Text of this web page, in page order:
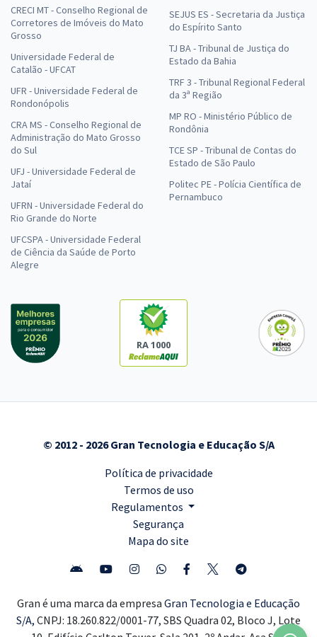
CRECI MT - Conselho Regional de
Corretores de Imóveis do Mato
Grosso
Universidade Federal de
Catalão - UFCAT
UFR - Universidade Federal de
Rondonópolis
CRA MS - Conselho Regional de
Administração do Mato Grosso
do Sul
UFJ - Universidade Federal de
Jataí
UFRN - Universidade Federal do
Rio Grande do Norte
UFCSPA - Universidade Federal
de Ciência da Saúde de Porto
Alegre
SEJUS ES - Secretaria da Justiça
do Espírito Santo
TJ BA - Tribunal de Justiça do
Estado da Bahia
TRF 3 - Tribunal Regional Federal
da 3ª Região
MP RO - Ministério Público de
Rondônia
TCE SP - Tribunal de Contas do
Estado de São Paulo
Politec PE - Polícia Científica de
Pernambuco
RA 1000
© 2012 - 2026 Gran Tecnologia e Educação S/A
Política de privacidade
Termos de uso
Regulamentos
Segurança
Mapa do site
Gran é uma marca da empresa Gran Tecnologia e Educação
S/A, CNPJ: 18.260.822/0001-77, SBS Quadra 02, Bloco J, Lote